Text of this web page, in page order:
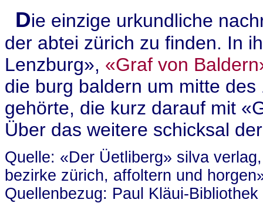
Die einzige urkundliche
der abtei zürich zu finden. In
Lenzburg», «Graf von
die burg baldern um mitte
gehörte, die kurz darauf mit
Über das weitere schicksal
Quelle: «Der Üetliberg» silva
bezirke zürich, affoltern und
Quellenbezug: Paul Kläui-